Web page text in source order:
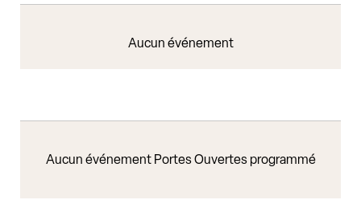
Aucun événement
Aucun événement Portes Ouvertes programmé